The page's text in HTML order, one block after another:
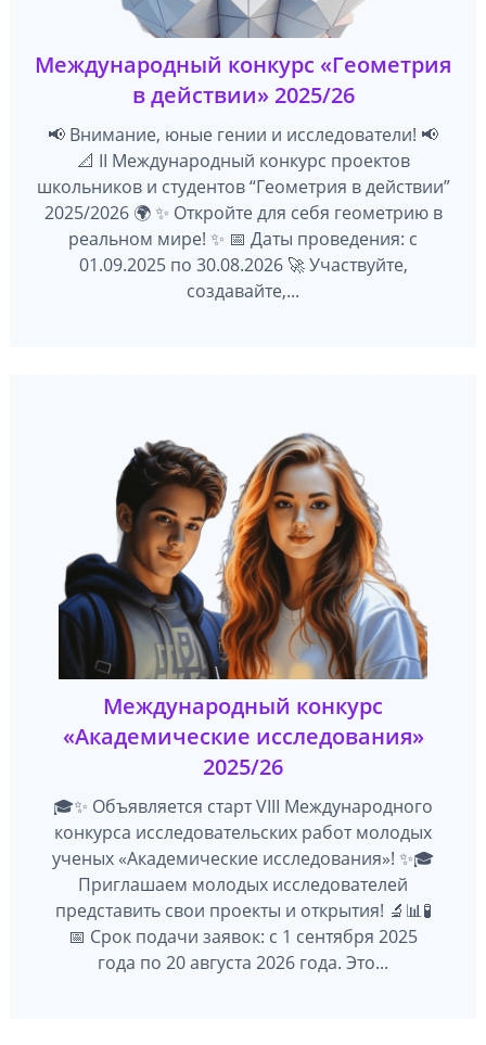
Международный конкурс «Геометрия
в действии» 2025/26
📢 Внимание, юные гении и исследователи! 📢
📐 II Международный конкурс проектов
школьников и студентов “Геометрия в действии”
2025/2026 🌍 ✨ Откройте для себя геометрию в
реальном мире! ✨ 📅 Даты проведения: с
01.09.2025 по 30.08.2026 🚀 Участвуйте,
создавайте,...
Международный конкурс
«Академические исследования»
2025/26
🎓✨ Объявляется старт VIII Международного
конкурса исследовательских работ молодых
ученых «Академические исследования»! ✨🎓
Приглашаем молодых исследователей
представить свои проекты и открытия! 🔬📊🧪
📅 Срок подачи заявок: с 1 сентября 2025
года по 20 августа 2026 года. Это...